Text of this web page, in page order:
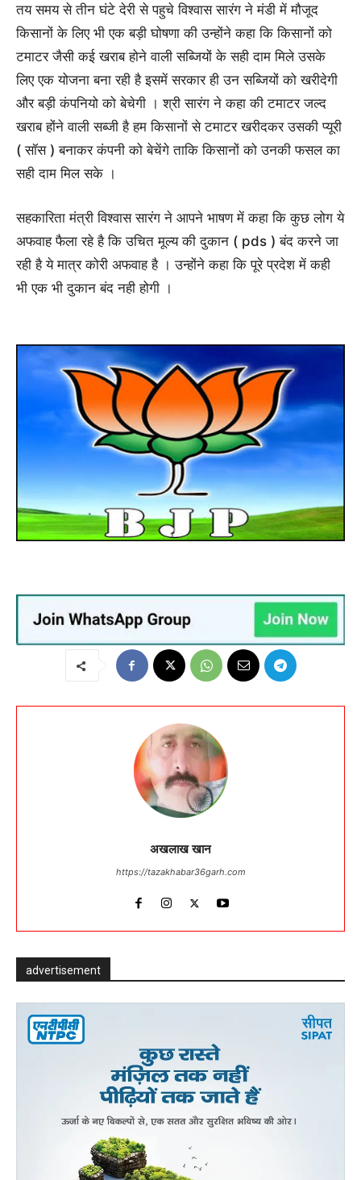
तय समय से तीन घंटे देरी से पहुचे विश्वास सारंग ने मंडी में मौजूद
किसानों के लिए भी एक बड़ी घोषणा की उन्होंने कहा कि किसानों को
टमाटर जैसी कई खराब होने वाली सब्जियों के सही दाम मिले उसके
लिए एक योजना बना रही है इसमें सरकार ही उन सब्जियों को खरीदेगी
और बड़ी कंपनियो को बेचेगी । श्री सारंग ने कहा की टमाटर जल्द
खराब होंने वाली सब्जी है हम किसानों से टमाटर खरीदकर उसकी प्यूरी
( सॉस ) बनाकर कंपनी को बेचेंगे ताकि किसानों को उनकी फसल का
सही दाम मिल सके ।
सहकारिता मंत्री विश्वास सारंग ने आपने भाषण में कहा कि कुछ लोग ये
अफवाह फैला रहे है कि उचित मूल्य की दुकान ( pds ) बंद करने जा
रही है ये मात्र कोरी अफवाह है । उन्होंने कहा कि पूरे प्रदेश में कही
भी एक भी दुकान बंद नही होगी ।
अखलाख खान
https://tazakhabar36garh.com
advertisement